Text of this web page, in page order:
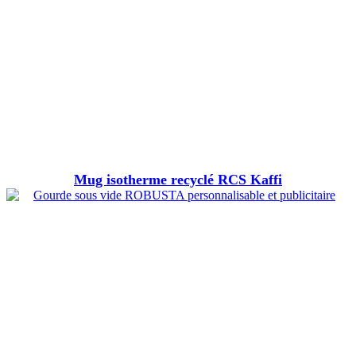
Mug isotherme recyclé RCS Kaffi